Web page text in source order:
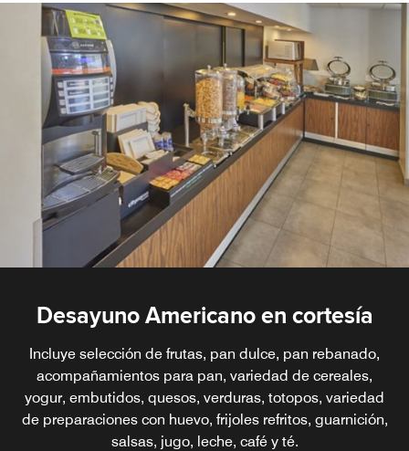
Desayuno Americano en cortesía
Incluye selección de frutas, pan dulce, pan rebanado,
acompañamientos para pan, variedad de cereales,
yogur, embutidos, quesos, verduras, totopos, variedad
de preparaciones con huevo, frijoles refritos, guarnición,
salsas, jugo, leche, café y té.